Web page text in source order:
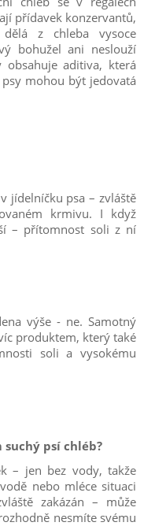
přídavek konzervantů,
z chleba vysoce
bohužel ani neslouží
obsahuje aditiva, která
mohou být jedovatá
jídelníčku psa – zvláště
krmivu. I když
– přítomnost soli z ní
výše - ne. Samotný
produktem, který také
soli a vysokému
psí chléb?
– jen bez vody, takže
nebo mléce situaci
zakázán – může
nesmíte svému